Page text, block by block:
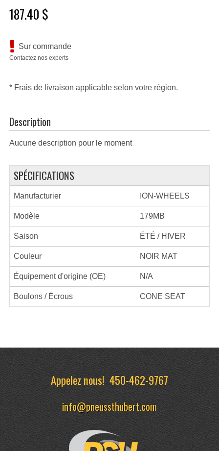
187.40 $
Sur commande
Contactez nos experts
* Frais de livraison applicable selon votre région.
Description
Aucune description pour le moment
SPÉCIFICATIONS
Manufacturier ION-WHEELS
Modèle 179MB
Saison ÉTÉ / HIVER
Couleur NOIR MAT
Équipement d'origine (OE) N/A
Boulons / Écrous CONE SEAT
Appelez nous!450-462-9767
info@pneussthubert.com